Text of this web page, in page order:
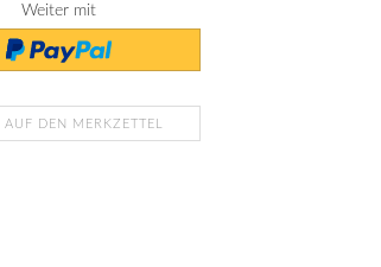
Weiter mit
AUF DEN MERKZETTEL